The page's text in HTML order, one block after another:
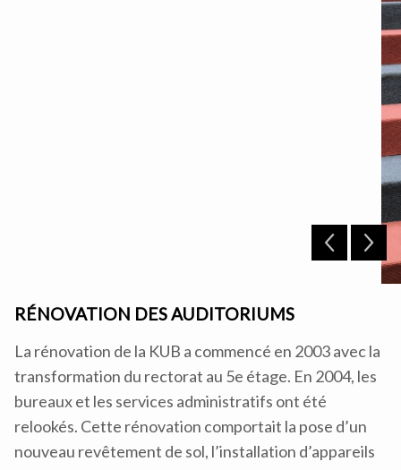
RÉNOVATION DES AUDITORIUMS
La rénovation de la KUB a commencé en 2003 avec la
transformation du rectorat au 5e étage. En 2004, les
bureaux et les services administratifs ont été
relookés. Cette rénovation comportait la pose d’un
nouveau revêtement de sol, l’installation d’appareils